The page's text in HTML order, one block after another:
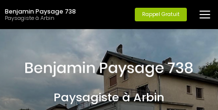
au
contenu
principal
Benjamin Paysage 738
Paysagiste à Arbin Rappel Gratuit
Paysagiste à Arbin